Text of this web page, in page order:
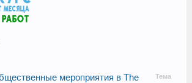
Тема
мероприятия в The